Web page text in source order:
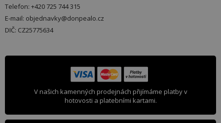
Telefon: +420 725 744 315
E-mail: objednavky@donpealo.cz
DIČ: CZ25775634
V našich kamenných prodejnách přijímáme platby v
hotovosti a platebními kartami.